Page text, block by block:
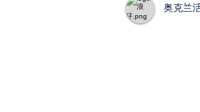
奥克兰